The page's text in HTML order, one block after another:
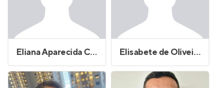
Eliana Aparecida Cardoso Cavalari Elisabete de Oliveira